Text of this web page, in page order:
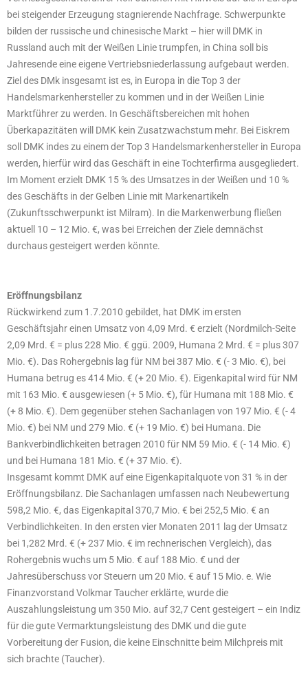
bei steigender Erzeugung stagnierende Nachfrage. Schwerpunkte
bilden der russische und chinesische Markt – hier will DMK in
Russland auch mit der Weißen Linie trumpfen, in China soll bis
Jahresende eine eigene Vertriebsniederlassung aufgebaut werden.
Ziel des DMk insgesamt ist es, in Europa in die Top 3 der
Handelsmarkenhersteller zu kommen und in der Weißen Linie
Marktführer zu werden. In Geschäftsbereichen mit hohen
Überkapazitäten will DMK kein Zusatzwachstum mehr. Bei Eiskrem
soll DMK indes zu einem der Top 3 Handelsmarkenhersteller in Europa
werden, hierfür wird das Geschäft in eine Tochterfirma ausgegliedert.
Im Moment erzielt DMK 15 % des Umsatzes in der Weißen und 10 %
des Geschäfts in der Gelben Linie mit Markenartikeln
(Zukunftsschwerpunkt ist Milram). In die Markenwerbung fließen
aktuell 10 – 12 Mio. €, was bei Erreichen der Ziele demnächst
durchaus gesteigert werden könnte.
Eröffnungsbilanz
Rückwirkend zum 1.7.2010 gebildet, hat DMK im ersten
Geschäftsjahr einen Umsatz von 4,09 Mrd. € erzielt (Nordmilch-Seite
2,09 Mrd. € = plus 228 Mio. € ggü. 2009, Humana 2 Mrd. € = plus 307
Mio. €). Das Rohergebnis lag für NM bei 387 Mio. € (- 3 Mio. €), bei
Humana betrug es 414 Mio. € (+ 20 Mio. €). Eigenkapital wird für NM
mit 163 Mio. € ausgewiesen (+ 5 Mio. €), für Humana mit 188 Mio. €
(+ 8 Mio. €). Dem gegenüber stehen Sachanlagen von 197 Mio. € (- 4
Mio. €) bei NM und 279 Mio. € (+ 19 Mio. €) bei Humana. Die
Bankverbindlichkeiten betragen 2010 für NM 59 Mio. € (- 14 Mio. €)
und bei Humana 181 Mio. € (+ 37 Mio. €).
Insgesamt kommt DMK auf eine Eigenkapitalquote von 31 % in der
Eröffnungsbilanz. Die Sachanlagen umfassen nach Neubewertung
598,2 Mio. €, das Eigenkapital 370,7 Mio. € bei 252,5 Mio. € an
Verbindlichkeiten. In den ersten vier Monaten 2011 lag der Umsatz
bei 1,282 Mrd. € (+ 237 Mio. € im rechnerischen Vergleich), das
Rohergebnis wuchs um 5 Mio. € auf 188 Mio. € und der
Jahresüberschuss vor Steuern um 20 Mio. € auf 15 Mio. e. Wie
Finanzvorstand Volkmar Taucher erklärte, wurde die
Auszahlungsleistung um 350 Mio. auf 32,7 Cent gesteigert – ein Indiz
für die gute Vermarktungsleistung des DMK und die gute
Vorbereitung der Fusion, die keine Einschnitte beim Milchpreis mit
sich brachte (Taucher).